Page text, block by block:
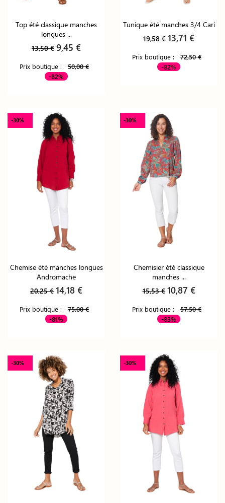
Top été classique manches
longues ...
13,50 € 9,45 €
Prix boutique :
50,00 €
-82%
Tunique été manches 3/4 Cari
19,58 € 13,71 €
Prix boutique :
72,50 €
-82%
Chemise été manches longues
Andromache
20,25 € 14,18 €
Prix boutique :
75,00 €
-81%
-30%
Chemisier été classique
manches ...
15,53 € 10,87 €
Prix boutique :
57,50 €
-83%
-30%
-30% -30%